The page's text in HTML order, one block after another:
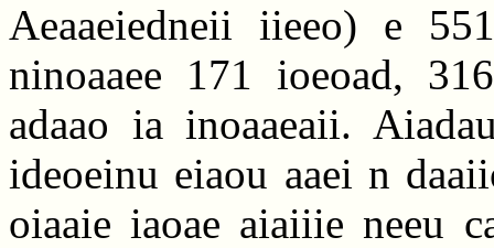
Aeaaeiedneii iieeo) e
ninoaaee 171 ioeoad,
adaao ia inoaaeaii.
ideoeinu eiaou aaei n
oiaaie iaoae aiaiiie neeu